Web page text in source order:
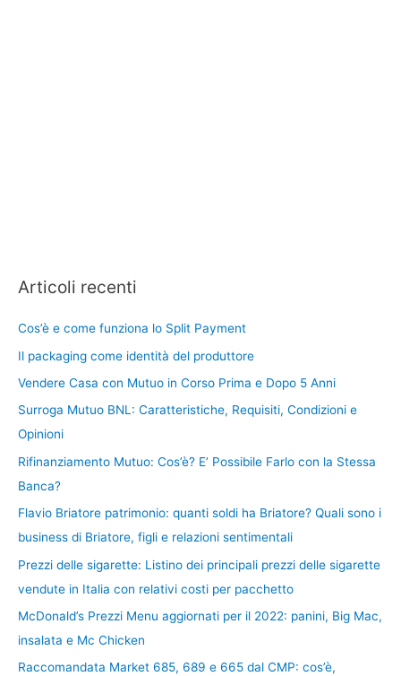
Articoli recenti
Cos’è e come funziona lo Split Payment
Il packaging come identità del produttore
Vendere Casa con Mutuo in Corso Prima e Dopo 5 Anni
Surroga Mutuo BNL: Caratteristiche, Requisiti, Condizioni e
Opinioni
Rifinanziamento Mutuo: Cos’è? E’ Possibile Farlo con la Stessa
Banca?
Flavio Briatore patrimonio: quanti soldi ha Briatore? Quali sono i
business di Briatore, figli e relazioni sentimentali
Prezzi delle sigarette: Listino dei principali prezzi delle sigarette
vendute in Italia con relativi costi per pacchetto
McDonald’s Prezzi Menu aggiornati per il 2022: panini, Big Mac,
insalata e Mc Chicken
Raccomandata Market 685, 689 e 665 dal CMP: cos’è,